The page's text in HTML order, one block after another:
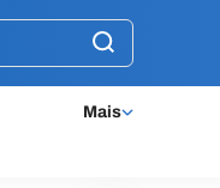
Mais